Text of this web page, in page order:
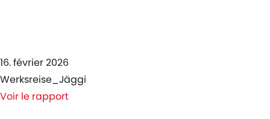
16. février 2026
Werksreise_Jäggi
Voir le rapport